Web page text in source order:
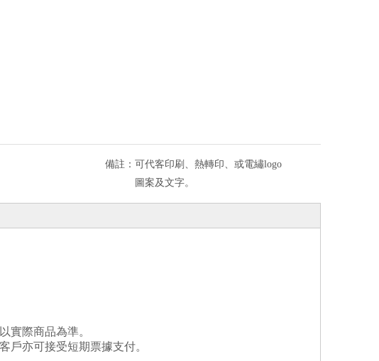
備註： 可代客印刷、熱轉印、或電繡logo
圖案及文字。
實際商品為準。
戶亦可接受短期票據支付。